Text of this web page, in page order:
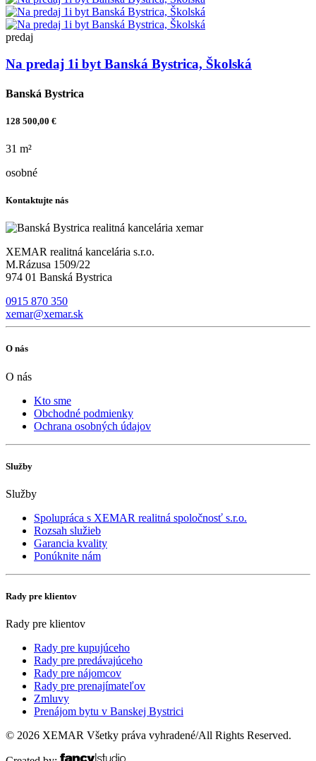
predaj
Na predaj 1i byt Banská Bystrica, Školská
Banská Bystrica
128 500,00 €
31 m²
osobné
Kontaktujte nás
XEMAR realitná kancelária s.r.o.
M.Rázusa 1509/22
974 01 Banská Bystrica
0915 870 350
xemar@xemar.sk
O nás
O nás
Kto sme
Obchodné podmienky
Ochrana osobných údajov
Služby
Služby
Spolupráca s XEMAR realitná spoločnosť s.r.o.
Rozsah služieb
Garancia kvality
Ponúknite nám
Rady pre klientov
Rady pre klientov
Rady pre kupujúceho
Rady pre predávajúceho
Rady pre nájomcov
Rady pre prenajímateľov
Zmluvy
Prenájom bytu v Banskej Bystrici
© 2026 XEMAR Všetky práva vyhradené/All Rights Reserved.